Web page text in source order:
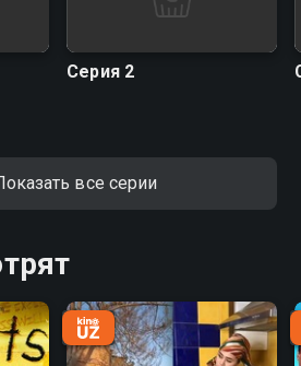
Серия 2
все серии